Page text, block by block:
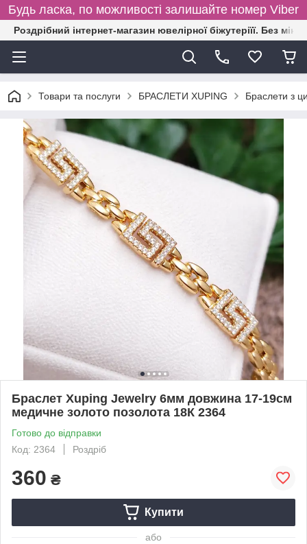
Будь ласка, по можливості залишайте номер Viber
Роздрібний інтернет-магазин ювелірної біжутеріїї. Без
Товари та послуги БРАСЛЕТИ XUPING Браслети з
Браслет Xuping Jewelry 6мм довжина 17-19см
медичне золото позолота 18К 2364
Готово до відправки
Код: 2364
Роздріб
360 ₴
Купити
або